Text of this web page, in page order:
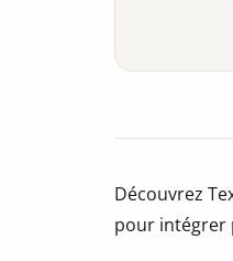
Découvrez
pour intégrer